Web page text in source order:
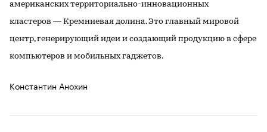
американских территориально-инновационных
кластеров — Кремниевая долина. Это главный мировой
центр, генерирующий идеи и создающий продукцию в сфере
компьютеров и мобильных гаджетов.
Константин Анохин